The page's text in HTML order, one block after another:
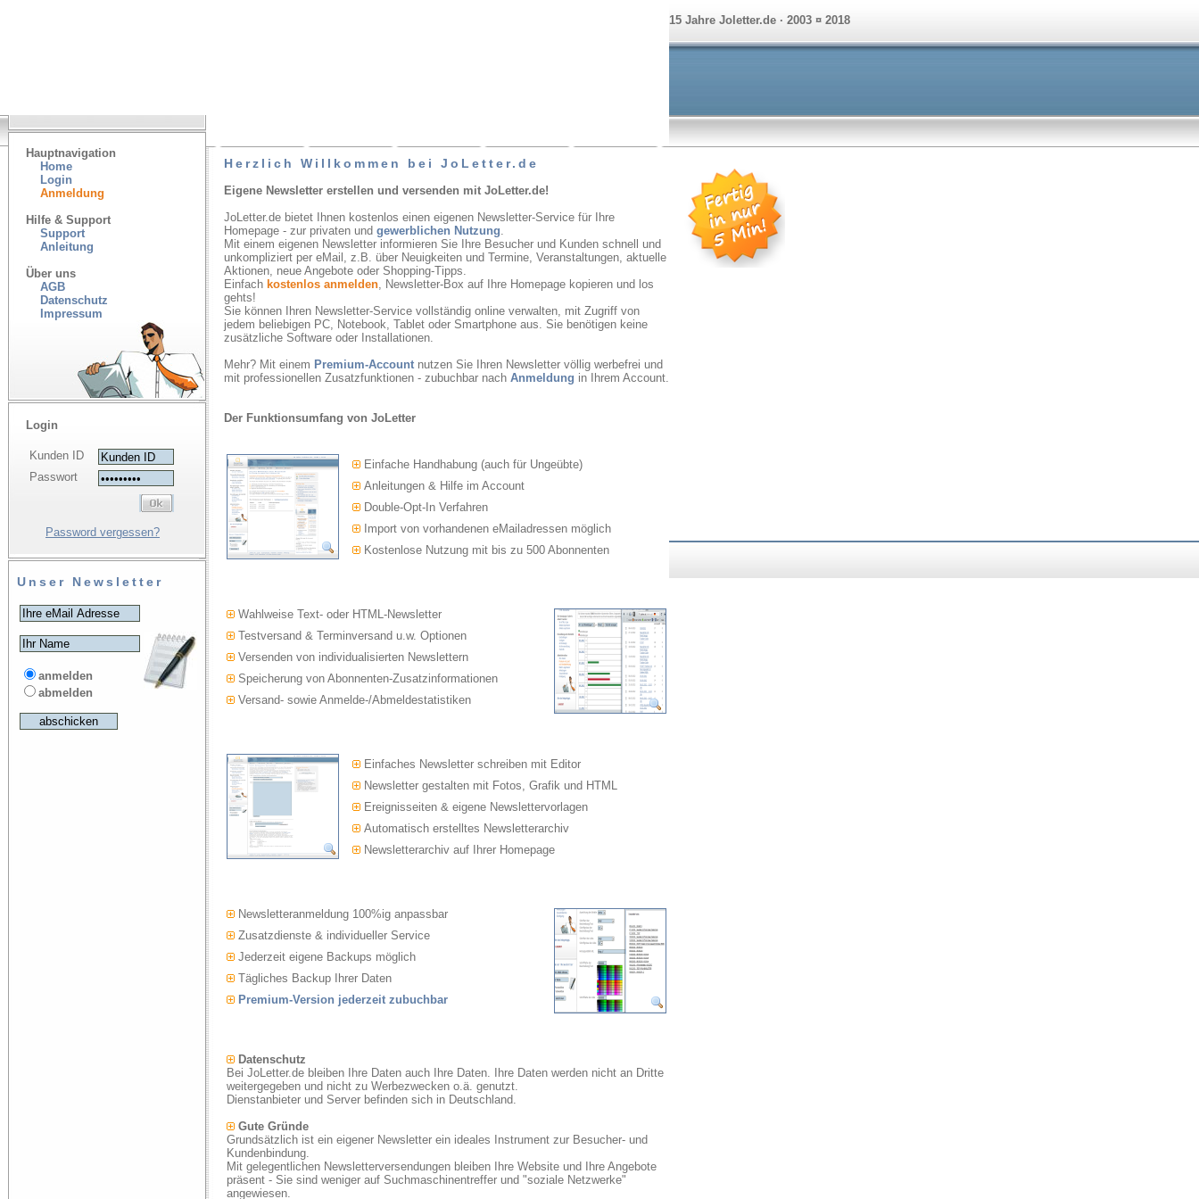
15 Jahre Joletter.de · 2003 ¤ 2018
Hauptnavigation
Home
Login
Anmeldung
Hilfe & Support
Support
Anleitung
Über uns
AGB
Datenschutz
Impressum
Login
Kunden ID
Passwort
Password vergessen?
Unser Newsletter
anmelden
abmelden
Herzlich Willkommen bei JoLetter.de
Eigene Newsletter erstellen und versenden mit JoLetter.de!
JoLetter.de bietet Ihnen kostenlos einen eigenen Newsletter-Service für Ihre
Homepage - zur privaten und gewerblichen Nutzung.
Mit einem eigenen Newsletter informieren Sie Ihre Besucher und Kunden schnell und
unkompliziert per eMail, z.B. über Neuigkeiten und Termine, Veranstaltungen, aktuelle
Aktionen, neue Angebote oder Shopping-Tipps.
Einfach kostenlos anmelden, Newsletter-Box auf Ihre Homepage kopieren und los
gehts!
Sie können Ihren Newsletter-Service vollständig online verwalten, mit Zugriff von
jedem beliebigen PC, Notebook, Tablet oder Smartphone aus. Sie benötigen keine
zusätzliche Software oder Installationen.
Mehr? Mit einem Premium-Account nutzen Sie Ihren Newsletter völlig werbefrei und
mit professionellen Zusatzfunktionen - zubuchbar nach Anmeldung in Ihrem Account.
Der Funktionsumfang von JoLetter
Einfache Handhabung (auch für Ungeübte)
Anleitungen & Hilfe im Account
Double-Opt-In Verfahren
Import von vorhandenen eMailadressen möglich
Kostenlose Nutzung mit bis zu 500 Abonnenten
Wahlweise Text- oder HTML-Newsletter
Testversand & Terminversand u.w. Optionen
Versenden von individualisierten Newslettern
Speicherung von Abonnenten-Zusatzinformationen
Versand- sowie Anmelde-/Abmeldestatistiken
Einfaches Newsletter schreiben mit Editor
Newsletter gestalten mit Fotos, Grafik und HTML
Ereignisseiten & eigene Newslettervorlagen
Automatisch erstelltes Newsletterarchiv
Newsletterarchiv auf Ihrer Homepage
Newsletteranmeldung 100%ig anpassbar
Zusatzdienste & individueller Service
Jederzeit eigene Backups möglich
Tägliches Backup Ihrer Daten
Premium-Version jederzeit zubuchbar
Datenschutz
Bei JoLetter.de bleiben Ihre Daten auch Ihre Daten. Ihre Daten werden nicht an Dritte
weitergegeben und nicht zu Werbezwecken o.ä. genutzt.
Dienstanbieter und Server befinden sich in Deutschland.
Gute Gründe
Grundsätzlich ist ein eigener Newsletter ein ideales Instrument zur Besucher- und
Kundenbindung.
Mit gelegentlichen Newsletterversendungen bleiben Ihre Website und Ihre Angebote
präsent - Sie sind weniger auf Suchmaschinentreffer und "soziale Netzwerke"
angewiesen.